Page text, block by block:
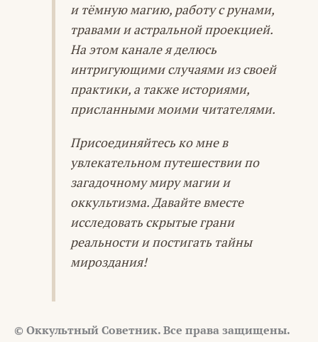
и тёмную магию, работу с рунами,
травами и астральной проекцией.
На этом канале я делюсь
интригующими случаями из своей
практики, а также историями,
присланными моими читателями.
Присоединяйтесь ко мне в
увлекательном путешествии по
загадочному миру магии и
оккультизма. Давайте вместе
исследовать скрытые грани
реальности и постигать тайны
мироздания!
© Оккультный Советник. Все права защищены.